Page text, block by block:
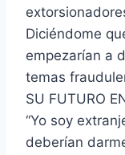
Diciéndome
empezarían a
temas
SU FUTURO
“Yo soy
deberían